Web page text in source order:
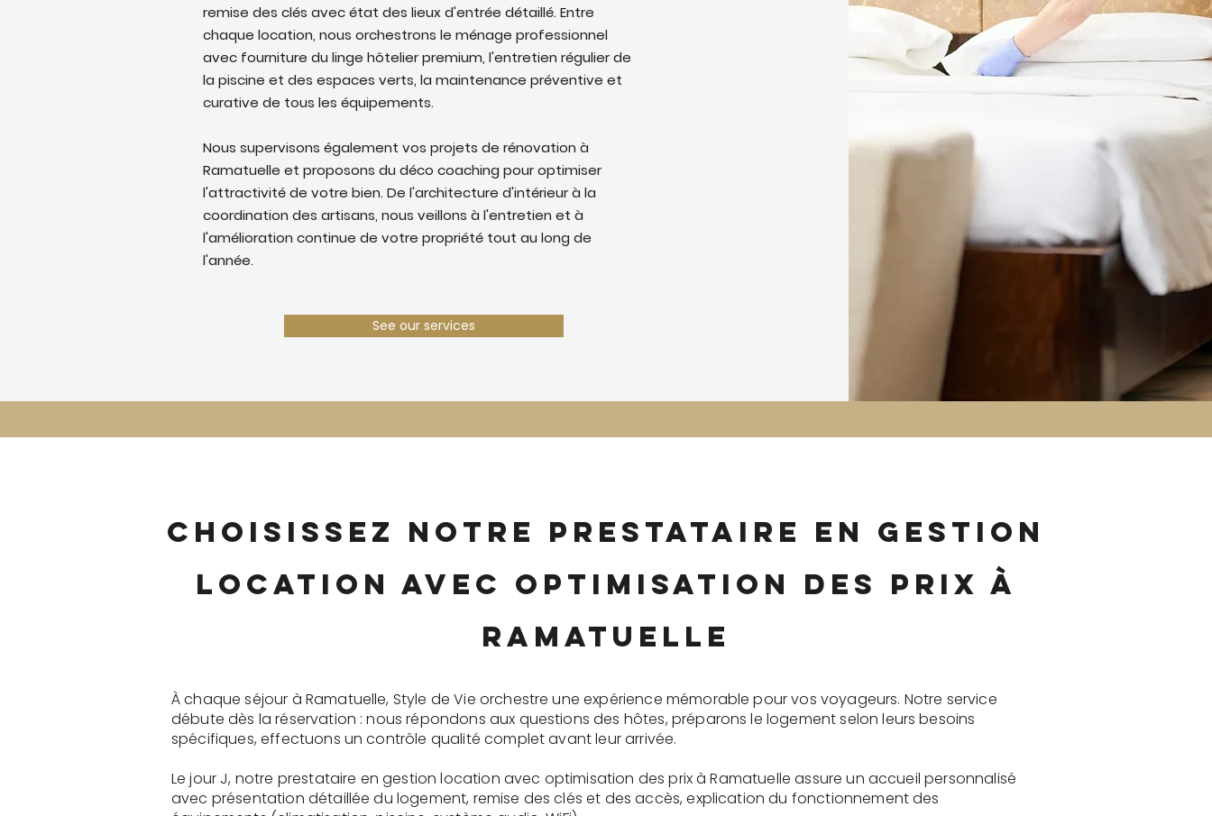
remise des clés avec état des lieux d'entrée détaillé. Entre
chaque location, nous orchestrons le ménage professionnel
avec fourniture du linge hôtelier premium, l'entretien régulier de
la piscine et des espaces verts, la maintenance préventive et
curative de tous les équipements.
Nous supervisons également vos projets de rénovation à
Ramatuelle et proposons du déco coaching pour optimiser
l'attractivité de votre bien. De l'architecture d'intérieur à la
coordination des artisans, nous veillons à l'entretien et à
l'amélioration continue de votre propriété tout au long de
l'année.
See our services
Choisissez notre prestataire en gestion
location avec optimisation des prix à
Ramatuelle
À chaque séjour à Ramatuelle, Style de Vie orchestre une expérience mémorable pour vos voyageurs. Notre service
débute dès la réservation : nous répondons aux questions des hôtes, préparons le logement selon leurs besoins
spécifiques, effectuons un contrôle qualité complet avant leur arrivée.
Le jour J, notre prestataire en gestion location avec optimisation des prix à Ramatuelle assure un accueil personnalisé
avec présentation détaillée du logement, remise des clés et des accès, explication du fonctionnement des